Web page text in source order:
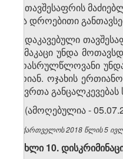
3. თავშესაფრის
და დროებითი
4. დაკავებული
მამაკაცი უნდა
არასრულწლოვანი
არიან. ოჯახის
წევრთა
5. (ამოღებულია -
საქართველოს 2018 წლის 5
მუხლი 10.